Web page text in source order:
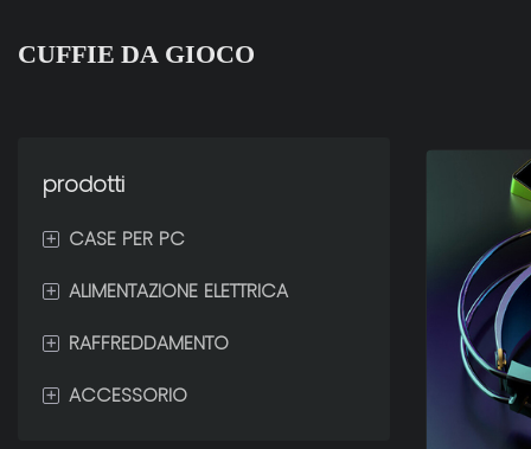
CUFFIE DA GIOCO
prodotti
+ CASE PER PC
ZERO
GELO
ALA
+ ALIMENTAZIONE ELETTRICA
80 PLUS GOLD
80 PLUS BRONZO
+ RAFFREDDAMENTO
DISSIPATORE A LIQUIDO PER
+ ACCESSORIO